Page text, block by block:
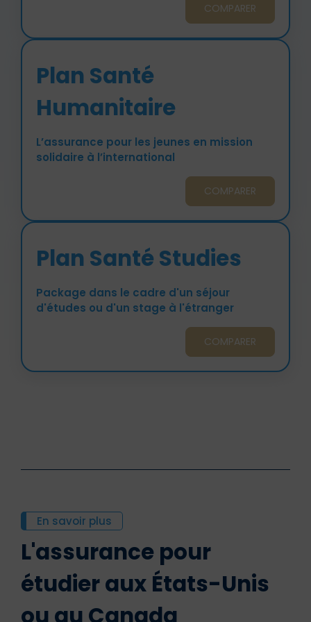
COMPARER
Plan Santé
Humanitaire
L’assurance pour les jeunes en mission
solidaire à l’international
COMPARER
Plan Santé Studies
Package dans le cadre d'un séjour
d'études ou d'un stage à l'étranger
COMPARER
En savoir plus
L'assurance pour
étudier aux États-Unis
ou au Canada